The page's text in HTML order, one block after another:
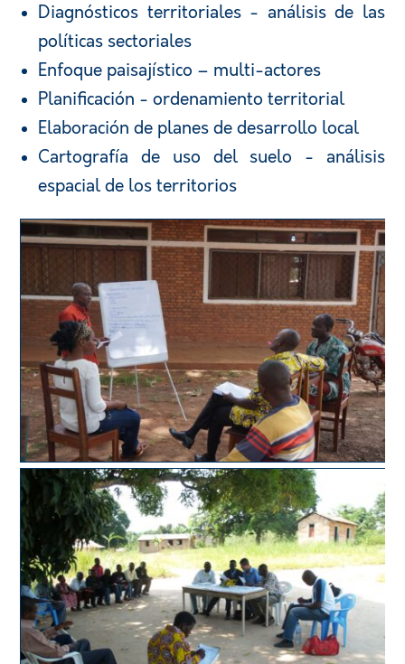
Diagnósticos territoriales - análisis de las
políticas sectoriales
Enfoque paisajístico – multi-actores
Planificación - ordenamiento territorial
Elaboración de planes de desarrollo local
Cartografía de uso del suelo - análisis
espacial de los territorios